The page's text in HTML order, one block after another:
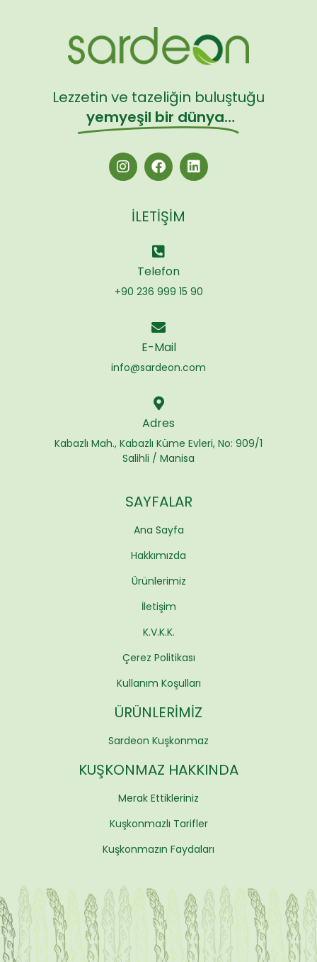
Lezzetin ve tazeliğin buluştuğu
yemyeşil bir dünya…
İLETIŞIM
Telefon
+90 236 999 15 90
E-Mail
info@sardeon.com
Adres
Kabazlı Mah., Kabazlı Küme Evleri, No: 909/1
Salihli / Manisa
SAYFALAR
Ana Sayfa
Hakkımızda
Ürünlerimiz
İletişim
K.V.K.K.
Çerez Politikası
Kullanım Koşulları
ÜRÜNLERIMIZ
Sardeon Kuşkonmaz
KUŞKONMAZ HAKKINDA
Merak Ettikleriniz
Kuşkonmazlı Tarifler
Kuşkonmazın Faydaları